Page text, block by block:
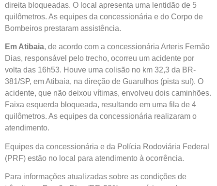
direita bloqueadas. O local apresenta uma lentidão de 5
quilômetros. As equipes da concessionária e do Corpo de
Bombeiros prestaram assistência.
Em Atibaia, de acordo com a concessionária Arteris Fernão
Dias, responsável pelo trecho, ocorreu um acidente por
volta das 16h53. Houve uma colisão no km 32,3 da BR-
381/SP, em Atibaia, na direção de Guarulhos (pista sul). O
acidente, que não deixou vítimas, envolveu dois caminhões.
Faixa esquerda bloqueada, resultando em uma fila de 4
quilômetros. As equipes da concessionária realizaram o
atendimento.
Equipes da concessionária e da Polícia Rodoviária Federal
(PRF) estão no local para atendimento à ocorrência.
Para informações atualizadas sobre as condições de